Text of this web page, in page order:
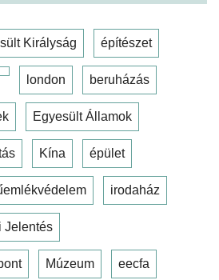
Királyság építészet
london beruházás
Egyesült Államok
Kína épület
irodaház
Jelentés
Múzeum eecfa